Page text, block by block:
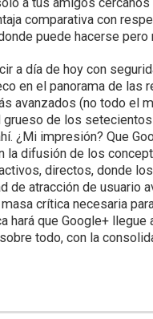
comparativa con
puede hacerse
a día de hoy con
en el panorama de
(no todo el
de los
¿Mi impresión? Que
la difusión de los
directos, donde
de atracción de usuario
crítica necesaria
hará que Google+
todo, con la